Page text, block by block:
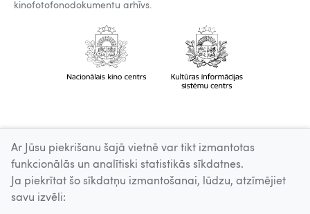
kinofotofonodokumentu arhīvs.
Ar Jūsu piekrišanu šajā vietnē var tikt izmantotas
funkcionālās un analītiski statistikās sīkdatnes.
Ja piekrītat šo sīkdatņu izmantošanai, lūdzu, atzīmējiet
savu izvēli: